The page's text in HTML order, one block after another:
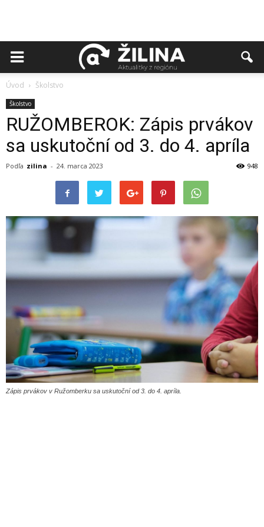
Úvod Školstvo
Školstvo
RUŽOMBEROK: Zápis prvákov
sa uskutoční od 3. do 4. apríla
Podľa zilina - 24. marca 2023 948
Zápis prvákov v Ružomberku sa uskutoční od 3. do 4. apríla.